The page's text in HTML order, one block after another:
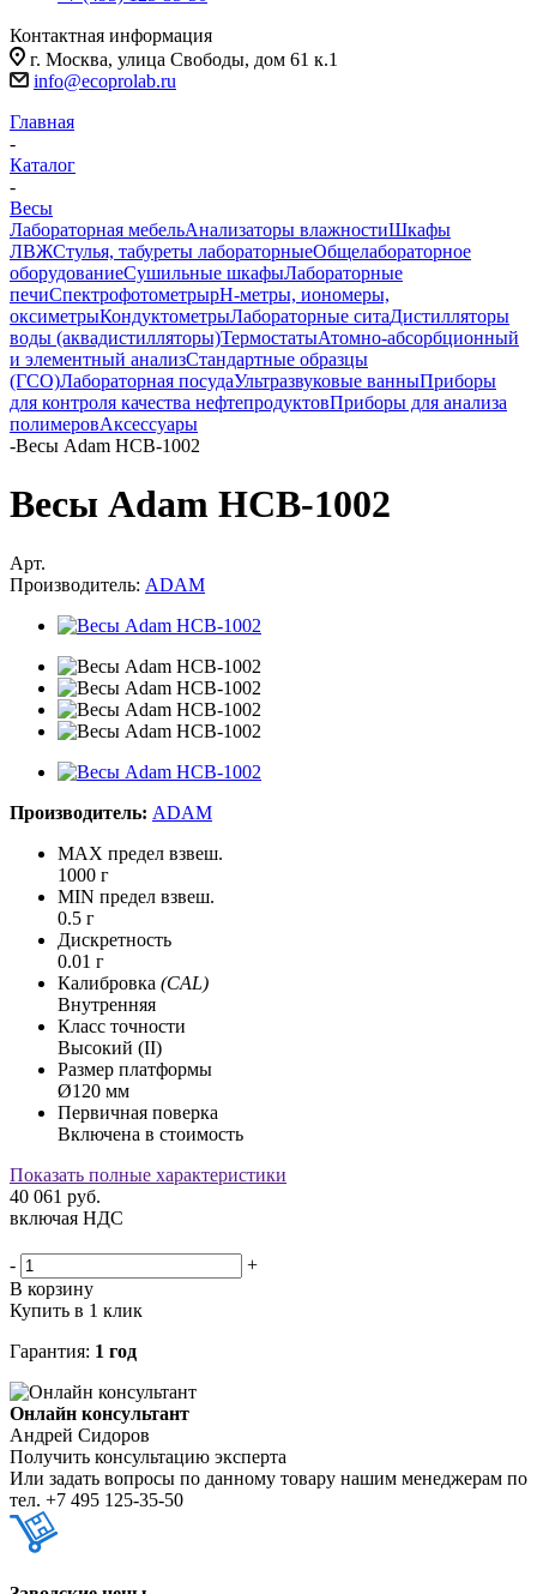
Контактная информация
г. Москва, улица Свободы, дом 61 к.1
info@ecoprolab.ru
Главная
-
Каталог
-
Весы
Лабораторная мебельАнализаторы влажностиШкафы
ЛВЖСтулья, табуреты лабораторныеОбщелабораторное
оборудованиеСушильные шкафыЛабораторные
печиСпектрофотометрыpH-метры, иономеры,
оксиметрыКондуктометрыЛабораторные ситаДистилляторы
воды (аквадистилляторы)ТермостатыАтомно-абсорбционный
и элементный анализСтандартные образцы
(ГСО)Лабораторная посудаУльтразвуковые ванныПриборы
для контроля качества нефтепродуктовПриборы для анализа
полимеровАксессуары
-Весы Adam HCB-1002
Весы Adam HCB-1002
Арт.
Производитель: ADAM
Производитель: ADAM
MAX предел взвеш.
1000 г
MIN предел взвеш.
0.5 г
Дискретность
0.01 г
Калибровка (CAL)
Внутренняя
Класс точности
Высокий (II)
Размер платформы
Ø120 мм
Первичная поверка
Включена в стоимость
Показать полные характеристики
40 061 руб.
включая НДС
-
+
В корзину
Купить в 1 клик
Гарантия: 1 год
Онлайн консультант
Андрей Сидоров
Получить консультацию эксперта
Или задать вопросы по данному товару нашим менеджерам по
тел. +7 495 125-35-50